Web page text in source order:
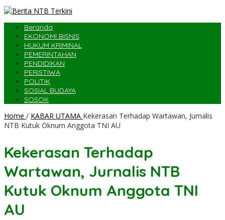
Beranda
EKONOMI BISNIS
HUKUM KRIMINAL
PEMERINTAHAN
PENDIDIKAN
PERISTIWA
POLITIK
SOSIAL BUDAYA
SOSOK
Home / KABAR UTAMA Kekerasan Terhadap Wartawan, Jurnalis
NTB Kutuk Oknum Anggota TNI AU
Kekerasan Terhadap
Wartawan, Jurnalis NTB
Kutuk Oknum Anggota TNI
AU